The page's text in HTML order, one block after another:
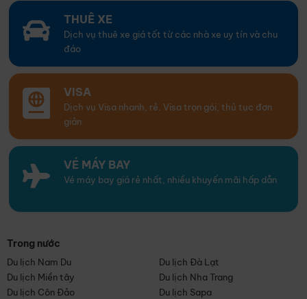
THUÊ XE
Dịch vụ thuê xe giá tốt từ các nhà xe uy tín và chu
đáo
VISA
Dịch vụ Visa nhanh, rẻ. Visa trọn gói, thủ tục đơn
giản
VÉ MÁY BAY
Vé máy bay giá rẻ nhất, nhiều khuyến mãi hấp dẫn
Trong nước
Du lịch Nam Du
Du lịch Đà Lạt
Du lịch Miền tây
Du lịch Nha Trang
Du lịch Côn Đảo
Du lịch Sapa